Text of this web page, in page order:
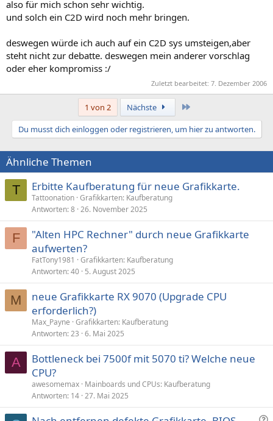
also für mich schon sehr wichtig.
und solch ein C2D wird noch mehr bringen.
deswegen würde ich auch auf ein C2D sys umsteigen,aber
steht nicht zur debatte. deswegen mein anderer vorschlag
oder eher kompromiss :/
Zuletzt bearbeitet: 7. Dezember 2006
1 von 2 Nächste
Du musst dich einloggen oder registrieren, um hier zu antworten.
Ähnliche Themen
T Erbitte Kaufberatung für neue Grafikkarte.
Tattoonation Grafikkarten: Kaufberatung
Antworten 8 26. November 2025
F
"Alten HPC Rechner" durch neue Grafikkarte
aufwerten?
FatTony1981
Grafikkarten: Kaufberatung
Antworten 40 5. August 2025
M
neue Grafikkarte RX 9070 (Upgrade CPU
erforderlich?)
Max_Payne Grafikkarten: Kaufberatung
Antworten 23 6. Mai 2025
A
Bottleneck bei 7500f mit 5070 ti? Welche neue
CPU?
awesomemax Mainboards und CPUs: Kaufberatung
Antworten 14 27. Mai 2025